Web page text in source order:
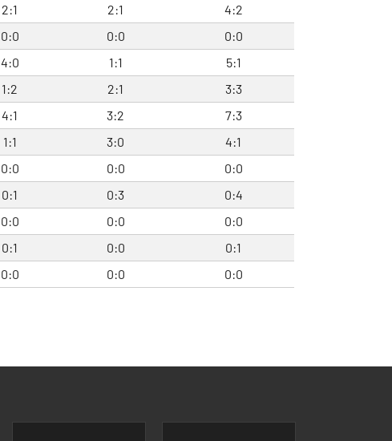
2:1 2:1
4:2
0:0 0:0
0:0
4:0 1:1
5:1
1:2 2:1
3:3
4:1 3:2
7:3
1:1 3:0
4:1
0:0 0:0
0:0
0:1 0:3
0:4
0:0 0:0
0:0
0:1 0:0
0:1
0:0 0:0 0:0